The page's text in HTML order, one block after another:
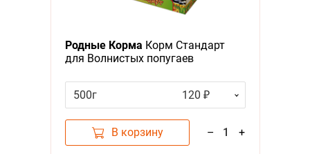
Родные Корма Корм Стандарт
для Волнистых попугаев
500г 120 ₽
В корзину – 1 +
Фильтры